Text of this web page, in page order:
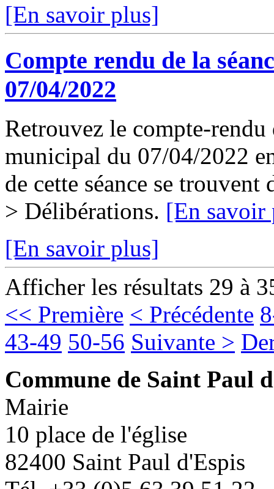
[En savoir plus]
Compte rendu de la
07/04/2022
Retrouvez le compte-rendu
municipal du 07/04/2022
de cette séance se
> Délibérations. [En savoir
[En savoir plus]
Afficher les résultats 29 à
<< Première < Précédente
43-49 50-56 Suivante >
Commune de Saint Paul
Mairie
10 place de l'église
82400 Saint Paul d'Espis